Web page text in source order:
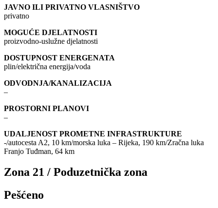
JAVNO ILI PRIVATNO VLASNIŠTVO
privatno
MOGUĆE DJELATNOSTI
proizvodno-uslužne djelatnosti
DOSTUPNOST ENERGENATA
plin/električna energija/voda
ODVODNJA/KANALIZACIJA
–
PROSTORNI PLANOVI
–
UDALJENOST PROMETNE INFRASTRUKTURE
-/autocesta A2, 10 km/morska luka – Rijeka, 190 km/Zračna luka
Franjo Tuđman, 64 km
Zona 21 / Poduzetnička zona
Pešćeno